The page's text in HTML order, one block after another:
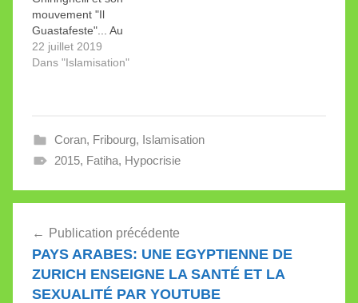
mouvement "Il
Guastafeste"... Au
moment où l'un d'eux
abandonne le champ de
(exceptionnellement) en
Italie et sont
combat contre
l’islamisation et le
par…
22 juillet 2019
Dans "Islamisation"
Coran, Fribourg, Islamisation
2015, Fatiha, Hypocrisie
de
l’article
Publication précédente
PAYS ARABES: UNE EGYPTIENNE DE
ZURICH ENSEIGNE LA SANTÉ ET LA
SEXUALITÉ PAR YOUTUBE